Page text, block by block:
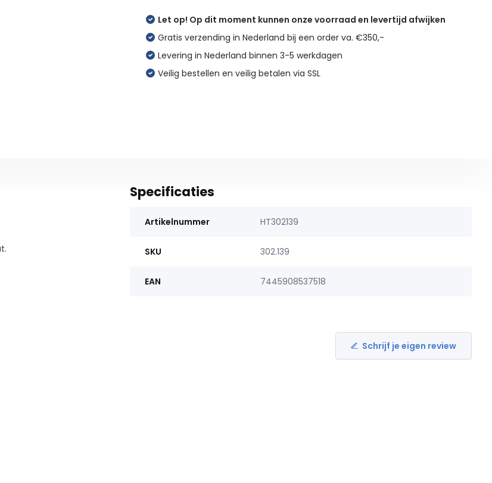
Let op! Op dit moment kunnen onze voorraad en levertijd afwijken
Gratis verzending in Nederland bij een order va. €350,-
Levering in Nederland binnen 3-5 werkdagen
Veilig bestellen en veilig betalen via SSL
Specificaties
Artikelnummer HT302139
SKU 302.139
EAN 7445908537518
Schrijf je eigen review